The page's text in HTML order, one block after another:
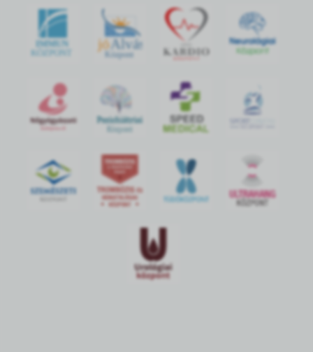
IMMUN
KÖZPONT
jó Alvás
Központ